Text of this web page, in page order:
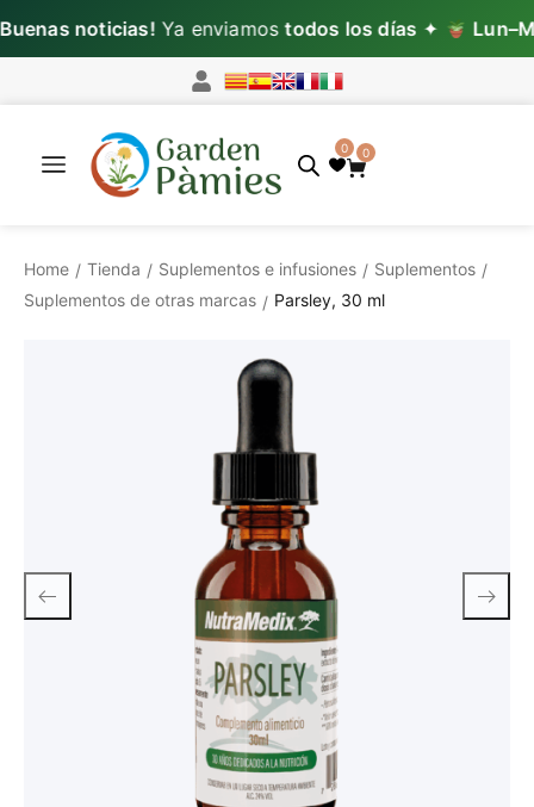
noticias!Ya enviamostodos los días✦
0 0
Home / Tienda / Suplementos e infusiones / Suplementos /
Suplementos de otras marcas / Parsley, 30 ml